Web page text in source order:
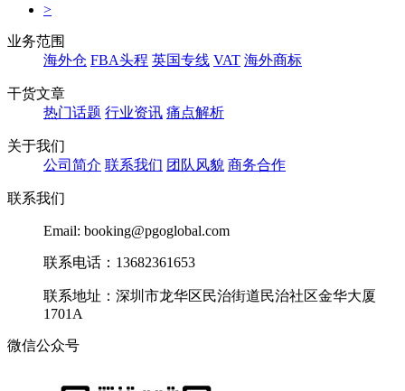
>
业务范围
海外仓 FBA头程 英国专线 VAT 海外商标
干货文章
热门话题 行业资讯 痛点解析
关于我们
公司简介 联系我们 团队风貌 商务合作
联系我们
Email: booking@pgoglobal.com
联系电话：13682361653
联系地址：深圳市龙华区民治街道民治社区金华大厦
1701A
微信公众号